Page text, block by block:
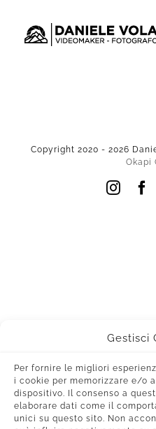
Gestisci
Per fornire le migliori
i cookie per memorizzare e/o
dispositivo. Il consenso a
elaborare dati come il
unici su questo sito. Non
contenuto
Copyright 2020 - 2026
Okapi